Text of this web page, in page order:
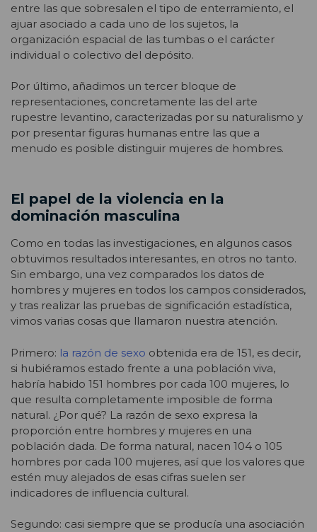
entre las que sobresalen el tipo de enterramiento, el
ajuar asociado a cada uno de los sujetos, la
organización espacial de las tumbas o el carácter
individual o colectivo del depósito.
Por último, añadimos un tercer bloque de
representaciones, concretamente las del arte
rupestre levantino, caracterizadas por su naturalismo y
por presentar figuras humanas entre las que a
menudo es posible distinguir mujeres de hombres.
El papel de la violencia en la
dominación masculina
Como en todas las investigaciones, en algunos casos
obtuvimos resultados interesantes, en otros no tanto.
Sin embargo, una vez comparados los datos de
hombres y mujeres en todos los campos considerados,
y tras realizar las pruebas de significación estadística,
vimos varias cosas que llamaron nuestra atención.
Primero: la razón de sexo obtenida era de 151, es decir,
si hubiéramos estado frente a una población viva,
habría habido 151 hombres por cada 100 mujeres, lo
que resulta completamente imposible de forma
natural. ¿Por qué? La razón de sexo expresa la
proporción entre hombres y mujeres en una
población dada. De forma natural, nacen 104 o 105
hombres por cada 100 mujeres, así que los valores que
estén muy alejados de esas cifras suelen ser
indicadores de influencia cultural.
Segundo: casi siempre que se producía una asociación